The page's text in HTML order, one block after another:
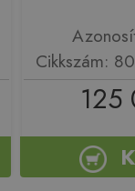
Cikkszám:
125